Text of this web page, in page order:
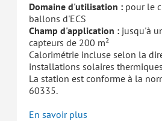
Domaine d'utilisation : pour le
ballons d'ECS
Champ d'application : jusqu'à
capteurs de 200 m²
Calorimétrie incluse selon la
installations solaires thermiques
La station est conforme à la
60335.
En savoir plus